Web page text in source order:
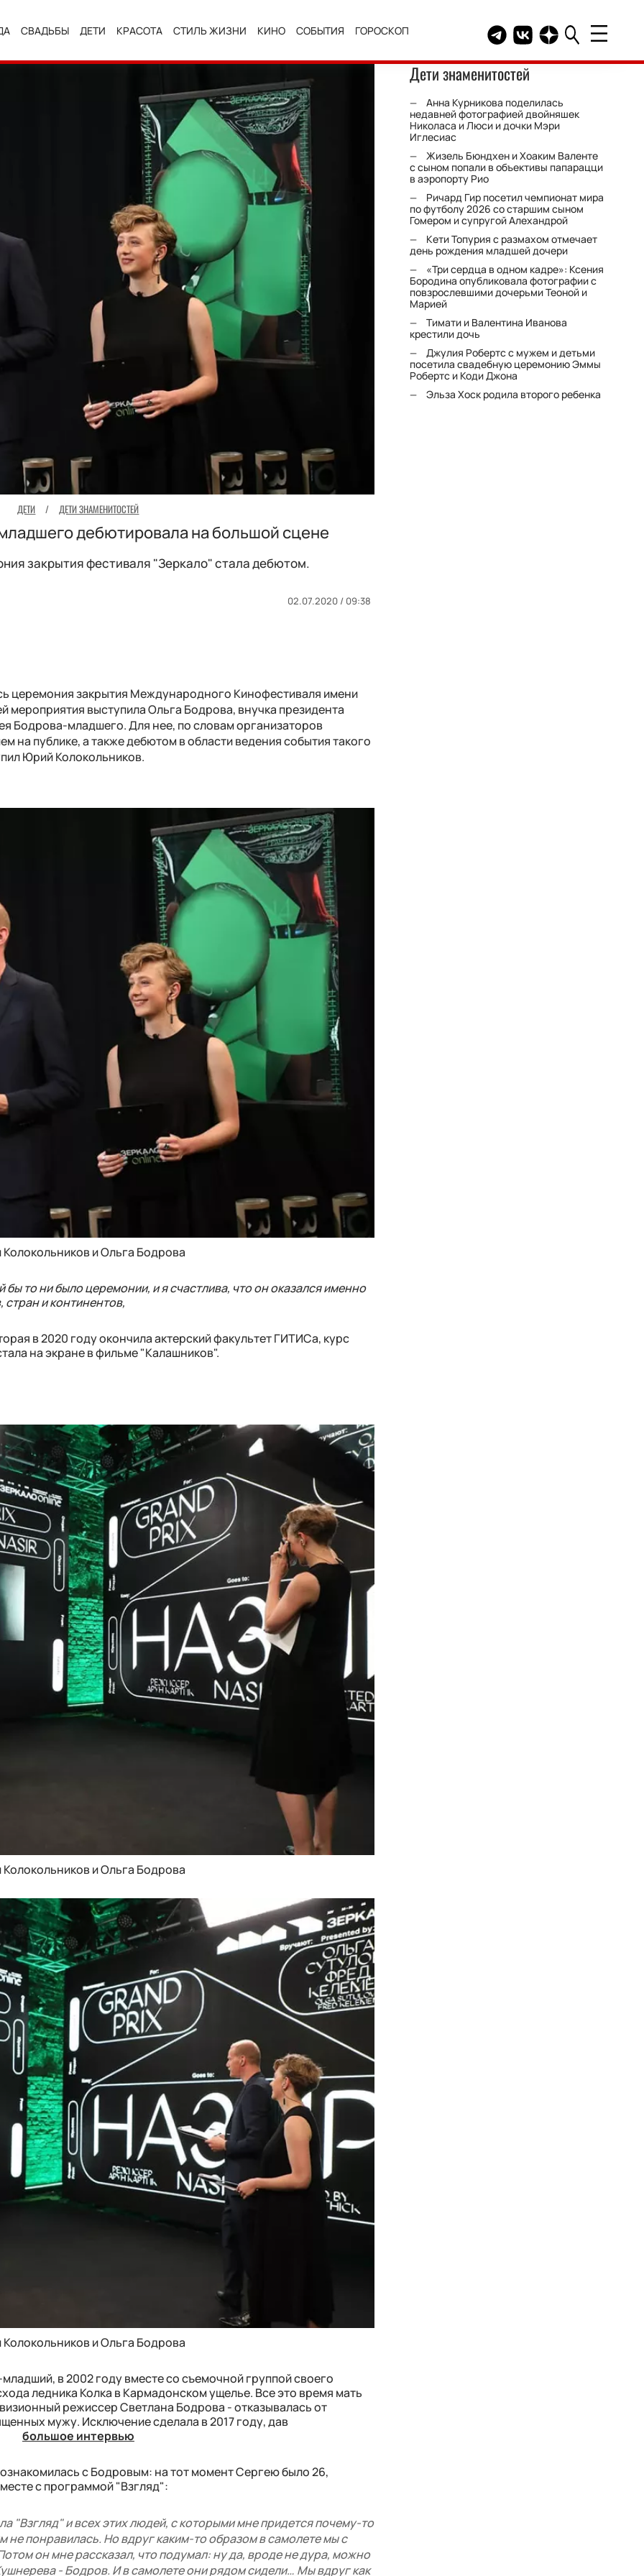
СВАДЬБЫ ДЕТИ КРАСОТА СТИЛЬ ЖИЗНИ КИНО СОБЫТИЯ ГОРОСКОП Telegram канал HELLO
Группа HELLO
Канал HELLO в
ДЕТИ / ДЕТИ ЗНАМЕНИТОСТЕЙ
дебютировала на большой сцене
закрытия фестиваля "Зеркало" стала дебютом.
02.07.2020 / 09:38
церемония закрытия Международного Кинофестиваля имени
мероприятия выступила Ольга Бодрова, внучка президента
Бодрова-младшего. Для нее, по словам организаторов
на публике, а также дебютом в области ведения события такого
Юрий Колокольников.
и Ольга Бодрова
то ни было церемонии, и я счастлива, что он оказался именно
и континентов,
в 2020 году окончила актерский факультет ГИТИСа, курс
на экране в фильме "Калашников".
и Ольга Бодрова
и Ольга Бодрова
в 2002 году вместе со съемочной группой своего
ледника Колка в Кармадонском ущелье. Все это время мать
режиссер Светлана Бодрова - отказывалась от
мужу. Исключение сделала в 2017 году, дав
большое интервью
с Бодровым: на тот момент Сергею было 26,
с программой "Взгляд":
"Взгляд" и всех этих людей, с которыми мне придется почему-то
не понравилась. Но вдруг каким-то образом в самолете мы с
он мне рассказал, что подумал: ну да, вроде не дура, можно
- Бодров. И в самолете они рядом сидели… Мы вдруг как
Дети знаменитостей
Анна Курникова поделилась
недавней фотографией двойняшек
Николаса и Люси и дочки Мэри
Иглесиас
Жизель Бюндхен и Хоаким Валенте
с сыном попали в объективы папарацци
в аэропорту Рио
Ричард Гир посетил чемпионат мира
по футболу 2026 со старшим сыном
Гомером и супругой Алехандрой
Кети Топурия с размахом отмечает
день рождения младшей дочери
«Три сердца в одном кадре»: Ксения
Бородина опубликовала фотографии с
повзрослевшими дочерьми Теоной и
Марией
Тимати и Валентина Иванова
крестили дочь
Джулия Робертс с мужем и детьми
посетила свадебную церемонию Эммы
Робертс и Коди Джона
Эльза Хоск родила второго ребенка